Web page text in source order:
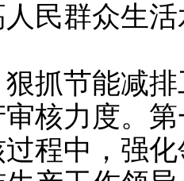
民群众生
抓节能减排
核力度。
程中，强